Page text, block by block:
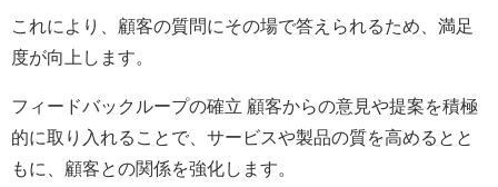
これにより、顧客の質問にその場で答えられるため、満足
度が向上します。
フィードバックループの確立 顧客からの意見や提案を積極
的に取り入れることで、サービスや製品の質を高めるとと
もに、顧客との関係を強化します。